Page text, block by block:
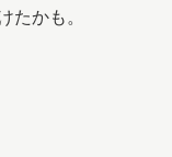
たかも。